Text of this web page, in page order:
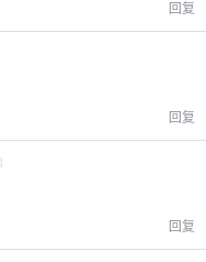
回复
回复
回复